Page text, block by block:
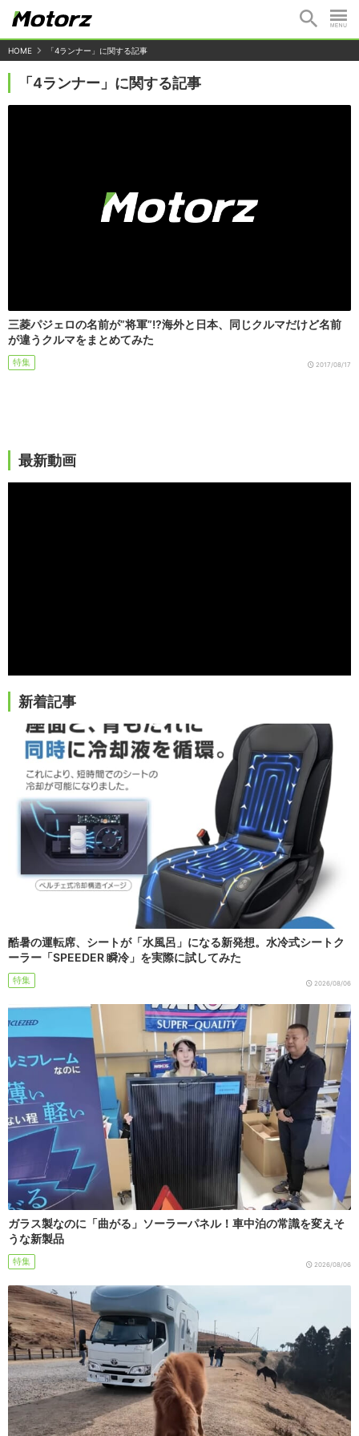
HOME 「4ランナー」に関する記事
「4ランナー」に関する記事
三菱パジェロの名前が”将軍”!?海外と日本、同じクルマだけど名前
が違うクルマをまとめてみた
特集 2017/08/17
最新動画
新着記事
酷暑の運転席、シートが「水風呂」になる新発想。水冷式シートク
ーラー「SPEEDER 瞬冷」を実際に試してみた
特集 2026/08/06
ガラス製なのに「曲がる」ソーラーパネル！車中泊の常識を変えそ
うな新製品
特集 2026/08/06